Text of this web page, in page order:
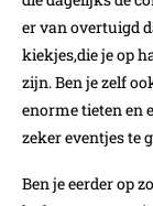
er van overtuigd
kiekjes,die je op
zijn. Ben je zelf
enorme tieten en
zeker eventjes te
Ben je eerder op